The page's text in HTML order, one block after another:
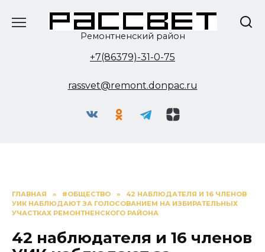
Ремонтненский район
+7(86379)-31-0-75
rassvet@remont.donpac.ru
ГЛАВНАЯ » #ОБЩЕСТВО »
42 НАБЛЮДАТЕЛЯ И 16 ЧЛЕНОВ
УИК НАБЛЮДАЮТ ЗА ГОЛОСОВАНИЕМ НА ИЗБИРАТЕЛЬНЫХ
УЧАСТКАХ РЕМОНТНЕНСКОГО РАЙОНА
42 наблюдателя и 16 членов